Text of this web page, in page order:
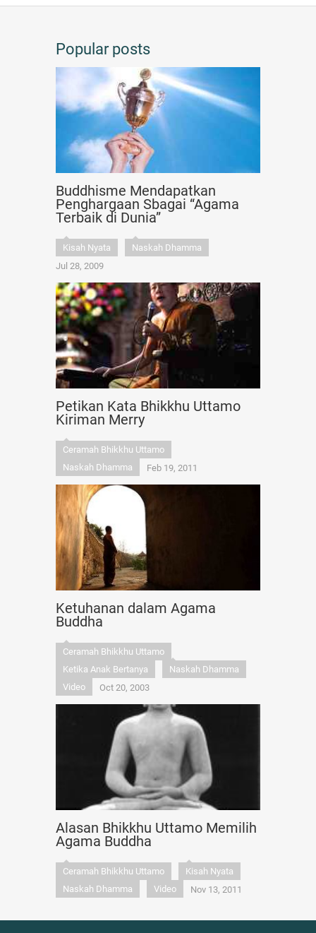
Popular posts
Buddhisme Mendapatkan
Penghargaan Sbagai “Agama
Terbaik di Dunia”
Kisah Nyata
Naskah Dhamma
Jul 28, 2009
Petikan Kata Bhikkhu Uttamo
Kiriman Merry
Ceramah Bhikkhu Uttamo
Naskah Dhamma
Feb 19, 2011
Ketuhanan dalam Agama
Buddha
Ceramah Bhikkhu Uttamo
Ketika Anak Bertanya
Naskah Dhamma
Video
Oct 20, 2003
Alasan Bhikkhu Uttamo Memilih
Agama Buddha
Ceramah Bhikkhu Uttamo
Kisah Nyata
Naskah Dhamma
Video Nov 13, 2011